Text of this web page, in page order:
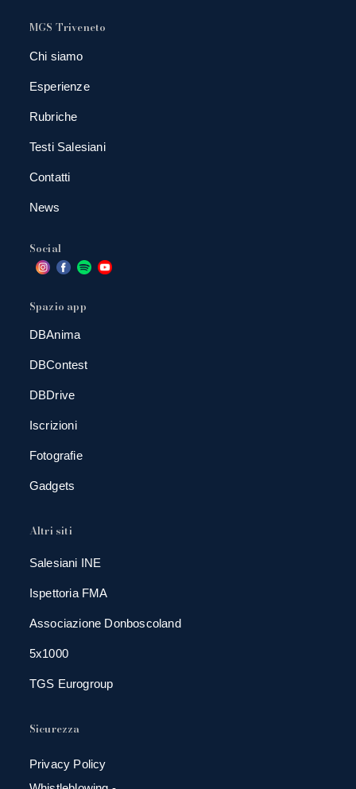
MGS Triveneto
Chi siamo
Esperienze
Rubriche
Testi Salesiani
Contatti
News
Social
Spazio app
DBAnima
DBContest
DBDrive
Iscrizioni
Fotografie
Gadgets
Altri siti
Salesiani INE
Ispettoria FMA
Associazione Donboscoland
5x1000
TGS Eurogroup
Sicurezza
Privacy Policy